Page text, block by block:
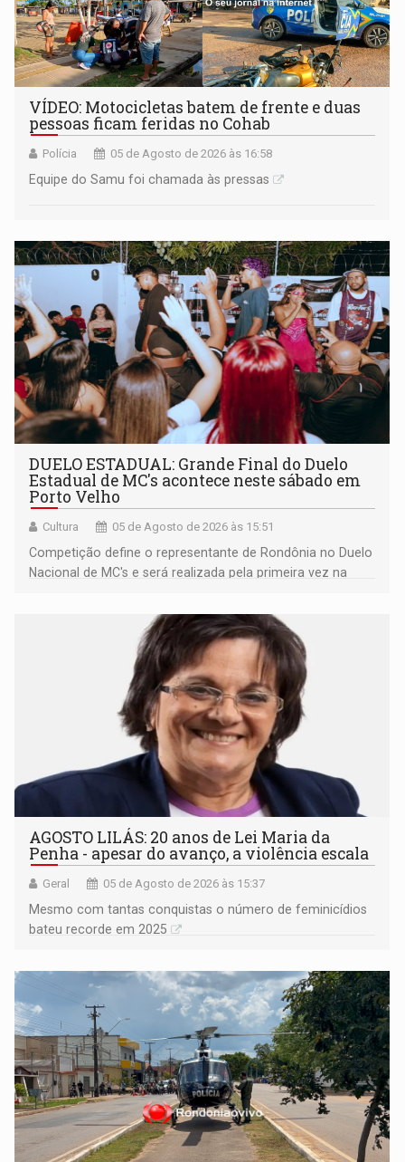
VÍDEO: Motocicletas batem de frente e duas
pessoas ficam feridas no Cohab
Polícia 05 de Agosto de 2026 às 16:58
Equipe do Samu foi chamada às pressas
DUELO ESTADUAL: Grande Final do Duelo
Estadual de MC's acontece neste sábado em
Porto Velho
Cultura 05 de Agosto de 2026 às 15:51
Competição define o representante de Rondônia no Duelo
Nacional de MC's e será realizada pela primeira vez na
AGOSTO LILÁS: 20 anos de Lei Maria da
Penha - apesar do avanço, a violência escala
Geral 05 de Agosto de 2026 às 15:37
Mesmo com tantas conquistas o número de feminicídios
bateu recorde em 2025